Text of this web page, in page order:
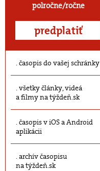
polročne/ročne
predplatiť
časopis do vašej schránky
všetky články, videá
a filmy na týždeň.sk
časopis v iOS a Android
aplikácii
archív časopisu
na týždeň.sk